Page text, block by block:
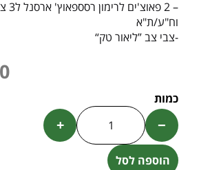
וח"ע/ת"א
-צבי צב ”ליאור טק“
−
+
הוספה לסל